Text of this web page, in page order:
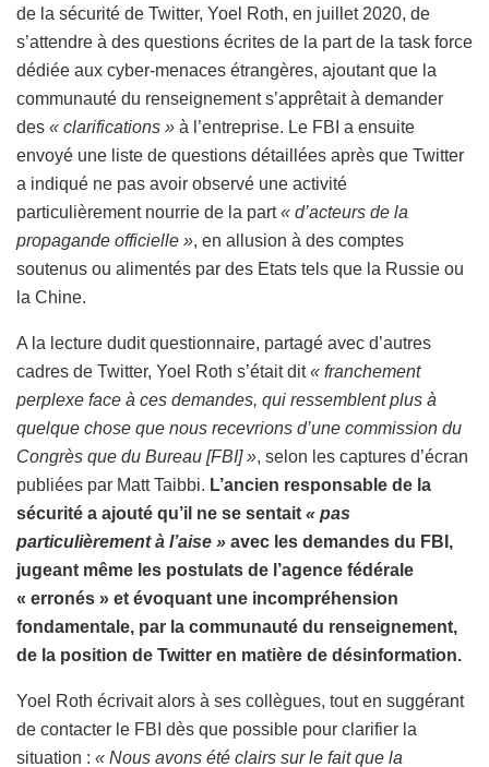
de la sécurité de Twitter, Yoel Roth, en juillet 2020, de
s’attendre à des questions écrites de la part de la task force
dédiée aux cyber-menaces étrangères, ajoutant que la
communauté du renseignement s’apprêtait à demander
des « clarifications » à l’entreprise. Le FBI a ensuite
envoyé une liste de questions détaillées après que Twitter
a indiqué ne pas avoir observé une activité
particulièrement nourrie de la part« d’acteurs de la
propagande officielle », en allusion à des comptes
soutenus ou alimentés par des Etats tels que la Russie ou
la Chine.
A la lecture dudit questionnaire, partagé avec d’autres
cadres de Twitter, Yoel Roth s’était dit« franchement
perplexe face à ces demandes, qui ressemblent plus à
quelque chose que nous recevrions d’une commission du
Congrès que du Bureau [FBI] », selon les captures d’écran
publiées par Matt Taibbi. L’ancien responsable de la
sécurité a ajouté qu’il ne se sentait « pas
particulièrement à l’aise » avec les demandes du FBI,
jugeant même les postulats de l’agence fédérale
« erronés » et évoquant une incompréhension
fondamentale, par la communauté du renseignement,
de la position de Twitter en matière de désinformation.
Yoel Roth écrivait alors à ses collègues, tout en suggérant
de contacter le FBI dès que possible pour clarifier la
situation : « Nous avons été clairs sur le fait que la